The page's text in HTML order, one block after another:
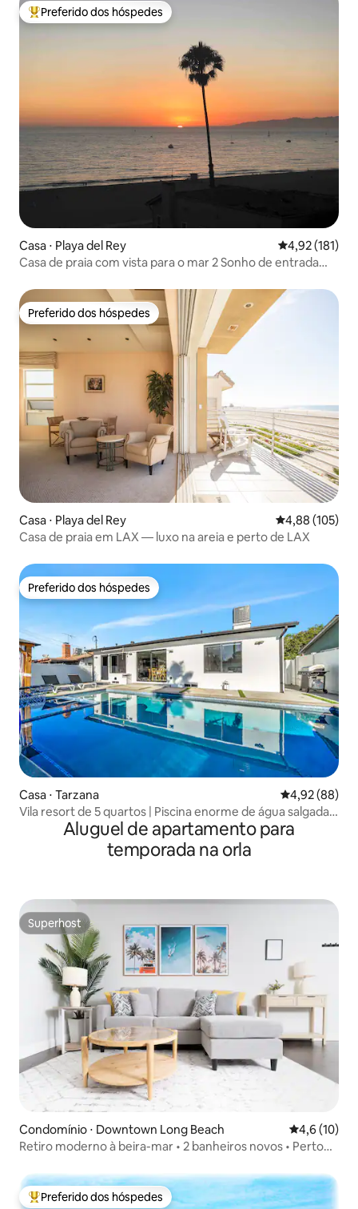
Entre os melhores preferidos dos hóspedes
Preferido dos hóspedes
Casa ⋅ Playa del Rey 4,92 de uma
4,92 (181)
Casa de praia com vista para o mar 2 Sonho de entrada
Preferido dos hóspedes
Preferido dos hóspedes
Casa ⋅ Playa del Rey 4,88 de uma
4,88 (105)
Casa de praia em LAX — luxo na areia e perto de LAX
Preferido dos hóspedes
Preferido dos hóspedes
Casa ⋅ Tarzana 4,92 de uma
4,92 (88)
Vila resort de 5 quartos | Piscina enorme de água salgada +
Aluguel de apartamento para
temporada na orla
Superhost
Superhost
Condomínio ⋅ Downtown Long Beach 4,6 de uma
4,6 (10)
Retiro moderno à beira-mar • 2 banheiros novos • Perto
Entre os melhores preferidos dos hóspedes
Preferido dos hóspedes